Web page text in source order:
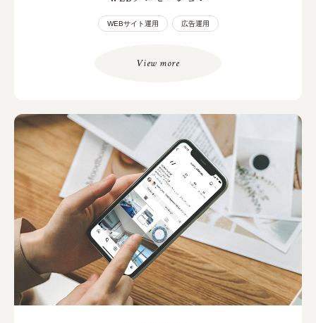
WEBサイト運用 広告運用
View more